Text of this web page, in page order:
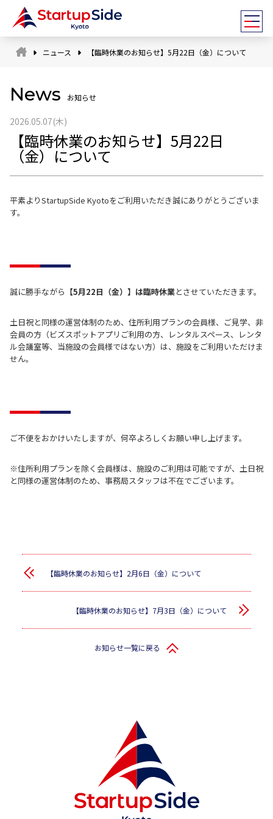
スタッフ
アドバイザー
全国ネットワーク
ニュース 【臨時休業のお知らせ】5月22日（金）について
News お知らせ
2026.05.07(木)
【臨時休業のお知らせ】5月22日
（金）について
平素よりStartupSide Kyotoをご利用いただき誠にありがとうございま
す。
誠に勝手ながら 【5月22日（金）】は臨時休業とさせていただきます。
土日祝と同様の運営体制のため、住所利用プランの会員様、ご見学、非
会員の方（ビズスポットアプリご利用の方、レンタルスペース、レンタ
ル会議室等、当施設の会員様ではない方）は、施設をご利用いただけま
せん。
ご不便をおかけいたしますが、何卒よろしくお願い申し上げます。
※住所利用プランを除く会員様は、施設のご利用は可能ですが、土日祝
と同様の運営体制のため、事務局スタッフは不在でございます。
【臨時休業のお知らせ】2月6日（金）について
【臨時休業のお知らせ】7月3日（金）について
お知らせ一覧に戻る